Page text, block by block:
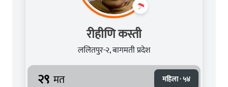
रीहीणि कस्ती
ललितपुर-२, बागमती प्रदेश
२९ मत महिला · ५४